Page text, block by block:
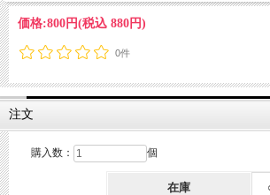
価格:800円(税込 880円)
0件
注文
購入数： 個
在庫